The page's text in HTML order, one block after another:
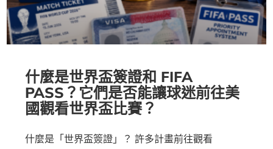
什麼是世界盃簽證和 FIFA
PASS？它們是否能讓球迷前往美
國觀看世界盃比賽？
什麼是「世界盃簽證」？ 許多計畫前往觀看